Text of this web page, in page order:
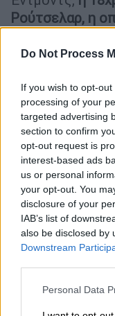
Do Not Process
If you wish to opt-
processing of your
targeted advertising
section to confirm
opt-out request is
interest-based ads
us or personal
your opt-out. You
disclosure of your
IAB’s list of
also be disclosed by
Downstream
Please note that
Personal Data
Ρούτσελαρ, η
να συζητήσει
λογαριασμός
επικίνδυνων
αστυνομία
ΔΙΑΒΑΣΤΕ
Κόσμος|
Ανατροπή με
«Μία από
αποφάσισε